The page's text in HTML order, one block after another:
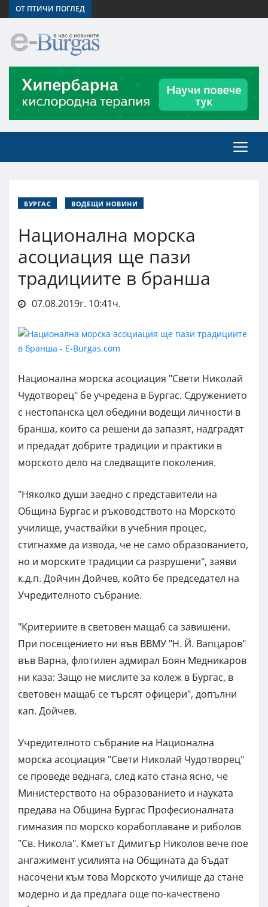
ОТ ПТИЧИ ПОГЛЕД
БУРГАС ВОДЕЩИ НОВИНИ
Национална морска
асоциация ще пази
традициите в бранша
07.08.2019г. 10:41ч.
Национална морска асоциация "Свети Николай
Чудотворец" бе учредена в Бургас. Сдружението
с нестопанска цел обедини водещи личности в
бранша, които са решени да запазят, надградят
и предадат добрите традиции и практики в
морското дело на следващите поколения.
"Няколко души заедно с представители на
Община Бургас и ръководството на Морското
училище, участвайки в учебния процес,
стигнахме да извода, че не само образованието,
но и морските традиции са разрушени", заяви
к.д.п. Дойчин Дойчев, който бе председател на
Учредителното събрание.
"Критериите в световен мащаб са завишени.
При посещението ни във ВВМУ "Н. Й. Вапцаров"
във Варна, флотилен адмирал Боян Медникаров
ни каза: Защо не мислите за колеж в Бургас, в
световен мащаб се търсят офицери", допълни
кап. Дойчев.
Учредителното събрание на Национална
морска асоциация "Свети Николай Чудотворец"
се проведе веднага, след като стана ясно, че
Министерството на образованието и науката
предава на Община Бургас Професионалната
гимназия по морско корабоплаване и риболов
"Св. Никола". Кметът Димитър Николов вече пое
ангажимент усилията на Общината да бъдат
насочени към това Морското училище да стане
модерно и да предлага още по-качествено